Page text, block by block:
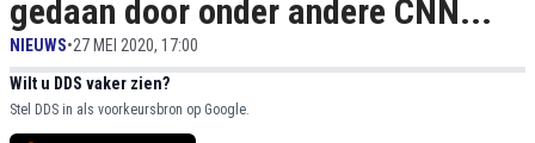
gedaan door onder andere CNN...
NIEUWS•27 MEI 2020, 17:00
Wilt u DDS vaker zien?
Stel DDS in als voorkeursbron op Google.